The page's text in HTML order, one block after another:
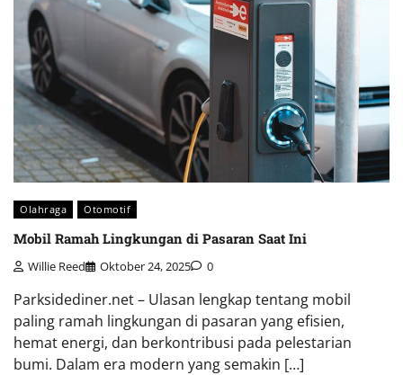
Olahraga Otomotif
Mobil Ramah Lingkungan di Pasaran Saat Ini
Willie Reed Oktober 24, 2025 0
Parksidediner.net – Ulasan lengkap tentang mobil
paling ramah lingkungan di pasaran yang efisien,
hemat energi, dan berkontribusi pada pelestarian
bumi. Dalam era modern yang semakin […]